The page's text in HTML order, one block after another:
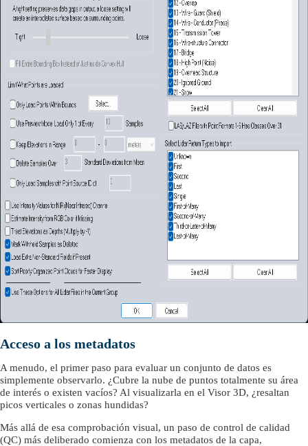
Acceso a los metadatos
A menudo, el primer paso para evaluar un conjunto de datos es
simplemente observarlo. ¿Cubre la nube de puntos totalmente su área
de interés o existen vacíos? Al visualizarla en el Visor 3D, ¿resaltan
picos verticales o zonas hundidas?
Más allá de esa comprobación visual, un paso de control de calidad
(QC) más deliberado comienza con los metadatos de la capa,